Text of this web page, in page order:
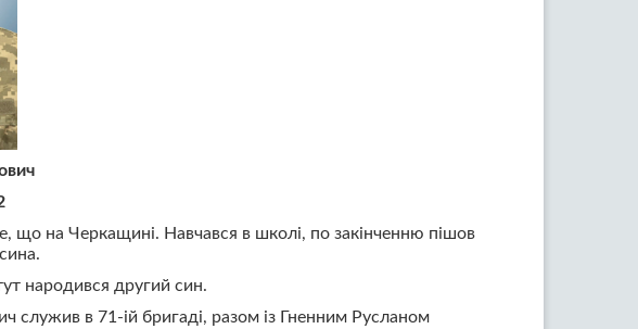
що на Черкащині. Навчався в школі, по закінченню пішов
народився другий син.
служив в 71-ій бригаді, разом із Гненним Русланом